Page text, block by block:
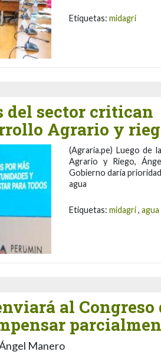
Etiquetas: midagri
del sector
Agrario y
(Agraria.pe) Luego de
Agrario y Riego,
Gobierno daría
agua
Etiquetas: midagri, agua
al Congreso
Manero